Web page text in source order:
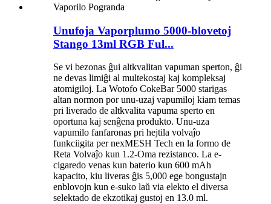
Unufoja Vaporplumo 5000-blovetoj
Stango 13ml RGB Ful...
Se vi bezonas ĝui altkvalitan vapuman sperton, ĝi
ne devas limiĝi al multekostaj kaj kompleksaj
atomigiloj. La Wotofo CokeBar 5000 starigas
altan normon por unu-uzaj vapumiloj kiam temas
pri liverado de altkvalita vapuma sperto en
oportuna kaj senĝena produkto. Unu-uza
vapumilo fanfaronas pri hejtila volvaĵo
funkciigita per nexMESH Tech en la formo de
Reta Volvaĵo kun 1.2-Oma rezistanco. La e-
cigaredo venas kun baterio kun 600 mAh
kapacito, kiu liveras ĝis 5,000 ege bongustajn
enblovojn kun e-suko laŭ via elekto el diversa
selektado de ekzotikaj gustoj en 13.0 ml.